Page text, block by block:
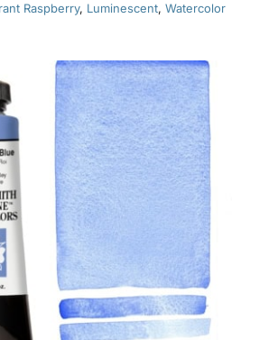
Raspberry, Luminescent, Watercolor